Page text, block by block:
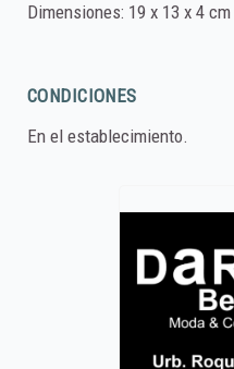
Dimensiones: 19 x 13 x 4 cm
CONDICIONES
En el establecimiento.